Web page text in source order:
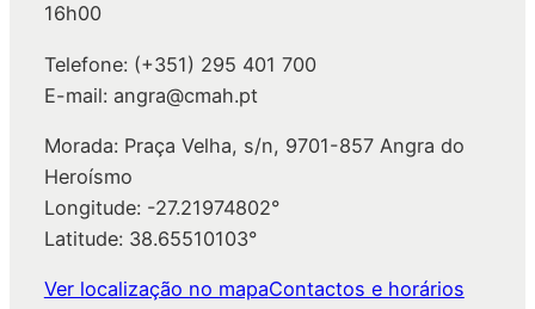
16h00
Telefone: (+351) 295 401 700
E-mail: angra@cmah.pt
Morada: Praça Velha, s/n, 9701-857 Angra do
Heroísmo
Longitude: -27.21974802°
Latitude: 38.65510103°
Ver localização no mapaContactos e horários